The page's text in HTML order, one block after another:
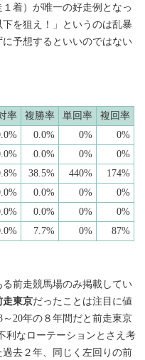
着）が唯一の好走例となっ
を狙え！」というのは乱暴
予想するといいのではない
率 複勝率 単回率
複回率
0.0% 0%
0%
0.0% 0%
0%
38.5% 440%
174%
0.0% 0%
0%
0.0% 0%
0%
7.7% 0% 87%
前走競馬場のみ掲載してい
走東京だったことは注目に値
20年の８年間だと前走東京
利なローテーションとさえ考
去２年、同じく左回りの前